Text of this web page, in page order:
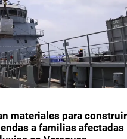
materiales para construir
a familias afectadas